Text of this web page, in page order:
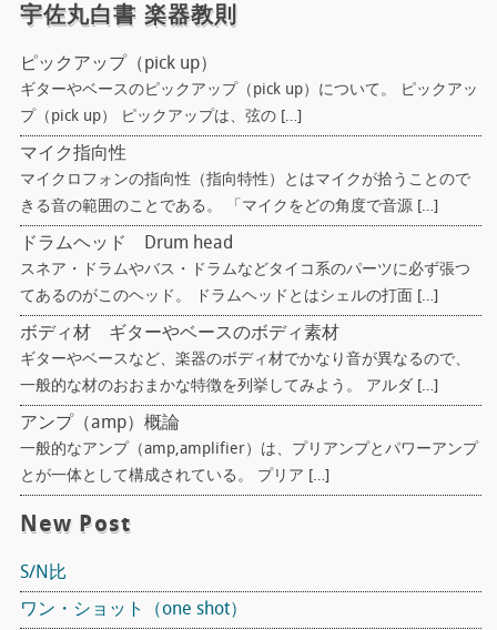
宇佐丸白書 楽器教則
ピックアップ（pick up）
ギターやベースのピックアップ（pick up）について。 ピックアッ
プ（pick up） ピックアップは、弦の […]
マイク指向性
マイクロフォンの指向性（指向特性）とはマイクが拾うことので
きる音の範囲のことである。 「マイクをどの角度で音源 […]
ドラムヘッド Drum head
スネア・ドラムやバス・ドラムなどタイコ系のパーツに必ず張つ
てあるのがこのヘッド。 ドラムヘッドとはシェルの打面 […]
ボディ材 ギターやベースのボディ素材
ギターやベースなど、楽器のボディ材でかなり音が異なるので、
一般的な材のおおまかな特徴を列挙してみよう。 アルダ […]
アンプ（amp）概論
一般的なアンプ（amp,amplifier）は、プリアンプとパワーアンプ
とが一体として構成されている。 プリア […]
New Post
S/N比
ワン・ショット（one shot）